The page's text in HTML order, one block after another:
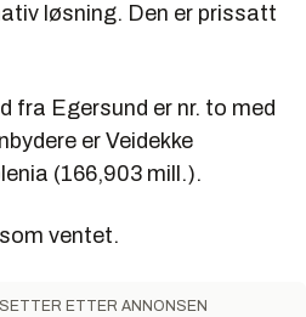
løsning. Den er prissatt
fra Egersund er nr. to med
er Veidekke
(166,903 mill.).
ventet.
ETTER ANNONSEN